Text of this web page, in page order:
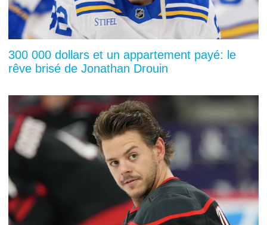
300 000 dollars et un appartement payé: le
rêve brisé de Jonathan Drouin